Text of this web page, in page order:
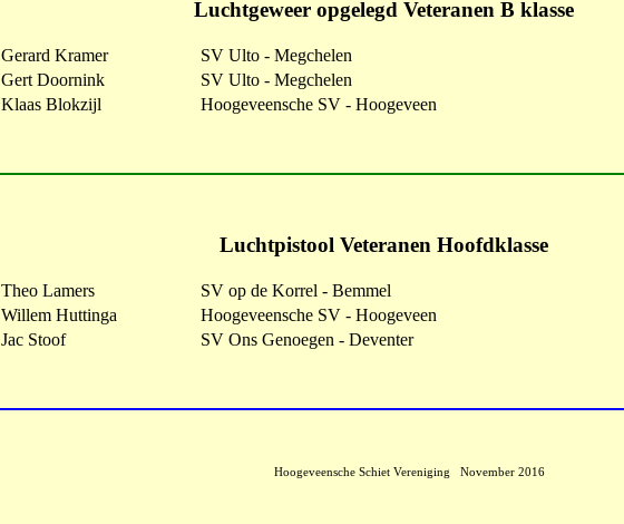
Luchtgeweer opgelegd Veteranen B klasse
Gerard Kramer SV Ulto - Megchelen
Gert Doornink SV Ulto - Megchelen
Klaas Blokzijl Hoogeveensche SV - Hoogeveen
Luchtpistool Veteranen Hoofdklasse
Theo Lamers SV op de Korrel - Bemmel
Willem Huttinga Hoogeveensche SV - Hoogeveen
Jac Stoof SV Ons Genoegen - Deventer
Hoogeveensche Schiet Vereniging November 2016